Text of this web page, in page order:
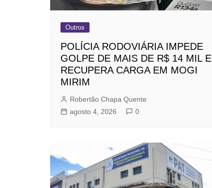
Outros
POLÍCIA RODOVIÁRIA IMPEDE
GOLPE DE MAIS DE R$ 14 MIL E
RECUPERA CARGA EM MOGI
MIRIM
Robertão Chapa Quente
agosto 4, 2026
0